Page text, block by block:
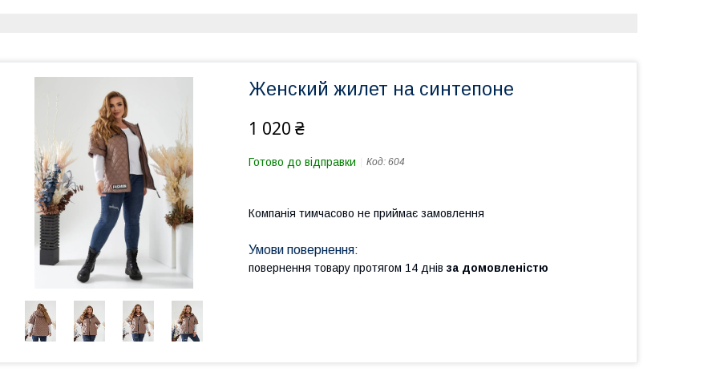
Женский жилет на синтепоне
1 020 ₴
Готово до відправки Код: 604
Компанія тимчасово не приймає замовлення
повернення товару протягом 14 днів за домовленістю